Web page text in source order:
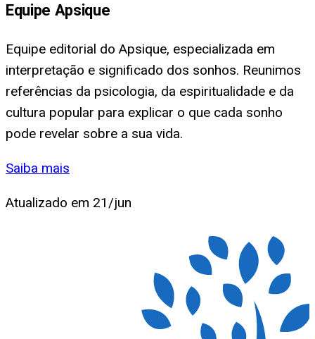
Equipe Apsique
Equipe editorial do Apsique, especializada em
interpretação e significado dos sonhos. Reunimos
referências da psicologia, da espiritualidade e da
cultura popular para explicar o que cada sonho
pode revelar sobre a sua vida.
Saiba mais
Atualizado em 21/jun